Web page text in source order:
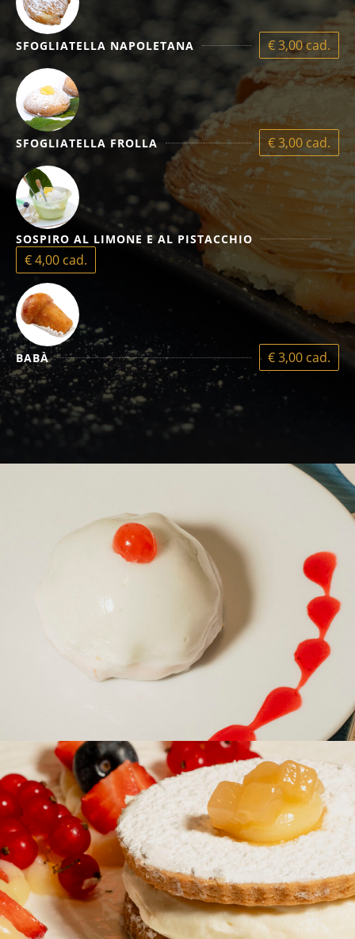
SFOGLIATELLA NAPOLETANA € 3,00 cad.
SFOGLIATELLA FROLLA € 3,00 cad.
SOSPIRO AL LIMONE E AL PISTACCHIO
€ 4,00 cad.
BABÀ € 3,00 cad.